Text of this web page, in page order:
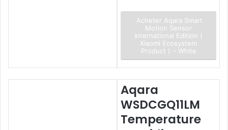
Acheter Aqara Smart
Motion Sensor
International Edition (
Xiaomi Ecosystem
Product ) – White
Aqara
WSDCGQ11LM
Temperature